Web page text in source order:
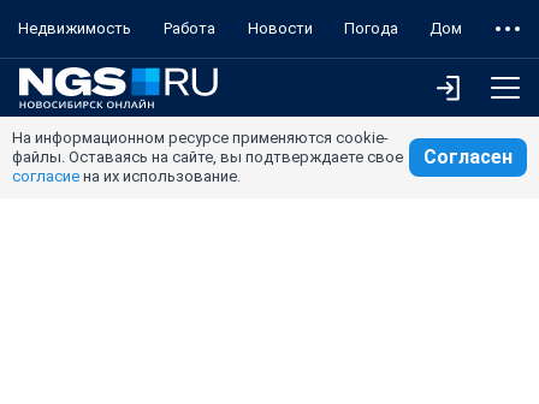
Недвижимость Работа Новости Погода Дом
На информационном ресурсе применяются cookie-
файлы. Оставаясь на сайте, вы подтверждаете свое
согласие на их использование.
Согласен